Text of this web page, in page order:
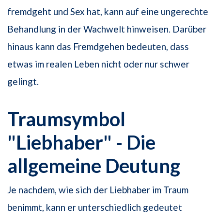
fremdgeht und Sex hat, kann auf eine ungerechte
Behandlung in der Wachwelt hinweisen. Darüber
hinaus kann das Fremdgehen bedeuten, dass
etwas im realen Leben nicht oder nur schwer
gelingt.
Traumsymbol
"Liebhaber" - Die
allgemeine Deutung
Je nachdem, wie sich der Liebhaber im Traum
benimmt, kann er unterschiedlich gedeutet